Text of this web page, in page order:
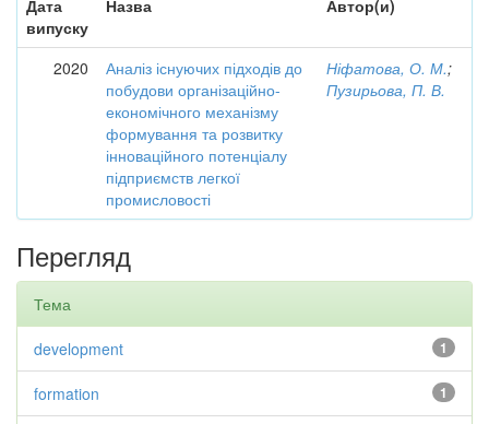
Дата
випуску
Назва Автор(и)
2020
Аналіз існуючих підходів до
побудови організаційно-
економічного механізму
формування та розвитку
інноваційного потенціалу
підприємств легкої
промисловості
Ніфатова, О. М.;
Пузирьова, П. В.
Перегляд
Тема
1
development
1
formation